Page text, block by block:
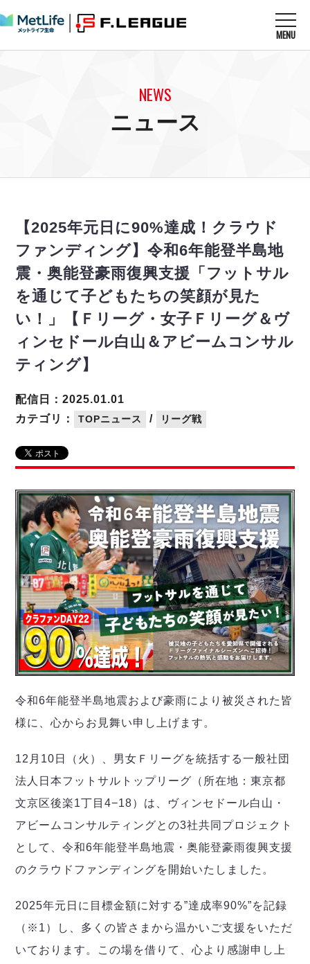
MENU
U-23選抜
メディア情報
フットサル日本代表
その他
戦績表
警告・退場・出場停止選手
個人ランキング｜ゴール
個人ランキング｜シュート
個人ランキング｜シュート成功率
個人ランキング｜第2PK
メットライフ生命Ｆ２リーグ
試合日程
順位表
戦績表
警告・退場・出場停止選手
個人ランキング｜ゴール
個人ランキング｜シュート成功率
個人ランキング｜第2PK
メットライフ生命Ｆリーグカップ 2026
試合日程・結果
大会概要
アリーナ情報
チケット情報
過去の記録
エスポラーダ北海道
バルドラール浦安
フウガドールすみだ
しながわシティ
立川アスレティックFC
ペスカドーラ町田
湘南ベルマーレ
ボアルース長野
シュライカー大阪
ボルクバレット北九州
メットライフ生命Ｆ２リーグ
ヴォスクオーレ仙台
マルバ水戸FC
リガーレヴィア葛飾
Y．S．C．C．横浜
ヴィンセドール白山
アグレミーナ浜松
デウソン神戸
ポルセイド浜田
ミラクルスマイル新居浜
アリーナ情報 ARENA
リーグ概要 ABOUT US
リーグ概要
日本フットサルリーグについて
大会概要
リーグ要項
クラブライセンス関連
アリーナ観戦マナー&ルール
過去の記録
過去の試合記録
ディビジョン2 試合記録
リーグ統計データ
記念ゴール
ハットトリック
担当審判員
選手の通算記録（Ｆ１）
エスポラーダ北海道
バルドラール浦安
フウガドールすみだ
しながわシティ
立川アスレティックFC
ペスカドーラ町田
湘南ベルマーレ
ボアルース長野
名古屋オーシャンズ
シュライカー大阪
ボルクバレット北九州
バサジィ大分
選手の通算記録（Ｆ２）
ヴォスクオーレ仙台
マルバ水戸FC
プロジェクト PROJECT
ABeam AWARD
DIVISION02
FOLLOW US!
NEWS
ニュース
【2025年元日に90%達成！クラウド
ファンディング】令和6年能登半島地
震・奥能登豪雨復興支援「フットサル
を通じて子どもたちの笑顔が見た
い！」【Ｆリーグ・女子Ｆリーグ＆ヴ
ィンセドール白山＆アビームコンサル
ティング】
カテゴリ： TOPニュース / リーグ戦
配信日：2025.01.01
令和6年能登半島地震および豪雨により被災された皆
様に、心からお見舞い申し上げます。
12月10日（火）、男女Ｆリーグを統括する一般社団
法人日本フットサルトップリーグ（所在地：東京都
文京区後楽1丁目4−18）は、ヴィンセドール白山・
アビームコンサルティングとの3社共同プロジェクト
として、令和6年能登半島地震・奥能登豪雨復興支援
のクラウドファンディングを開始いたしました。
2025年元日に目標金額に対する”達成率90%”を記録
（※1）し、多くの皆さまから温かいご支援をいただ
いております。この場を借りて、心より感謝申し上